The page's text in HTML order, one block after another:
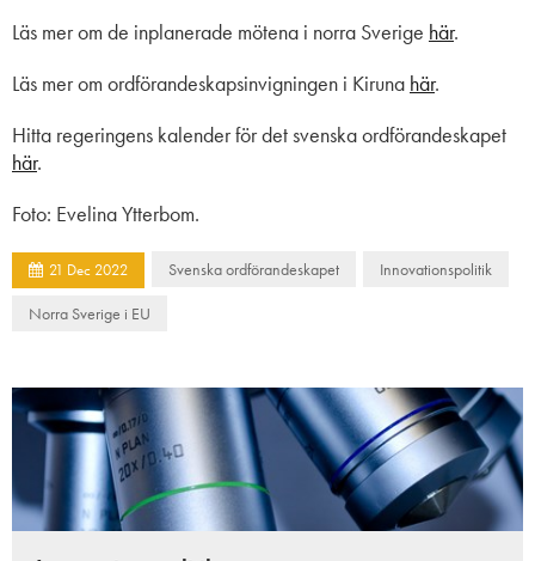
Läs mer om de inplanerade mötena i norra Sverige här.
Läs mer om ordförandeskapsinvigningen i Kiruna här.
Hitta regeringens kalender för det svenska ordförandeskapet
här.
Foto: Evelina Ytterbom.
21 Dec 2022 Svenska ordförandeskapet Innovationspolitik
Norra Sverige i EU